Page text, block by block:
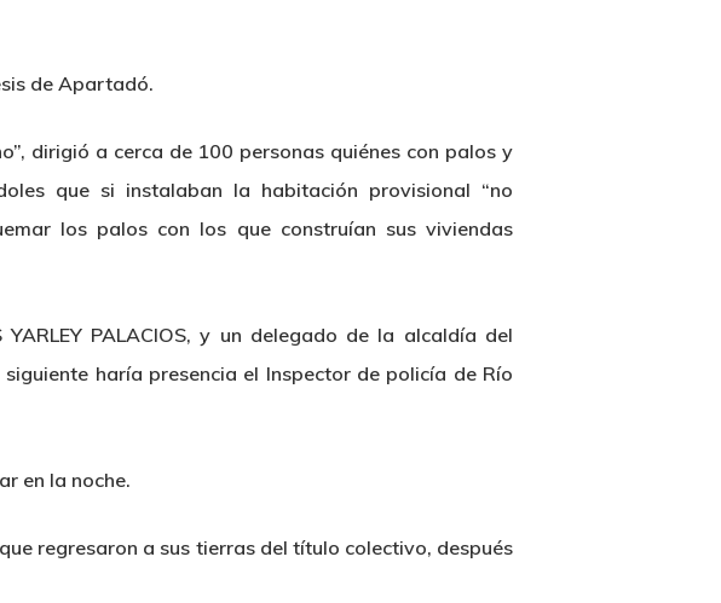
de Apartadó.
dirigió a cerca de 100 personas quiénes con palos y
que si instalaban la habitación provisional “no
los palos con los que construían sus viviendas
PALACIOS, y un delegado de la alcaldía del
haría presencia el Inspector de policía de Río
en la noche.
regresaron a sus tierras del título colectivo, después